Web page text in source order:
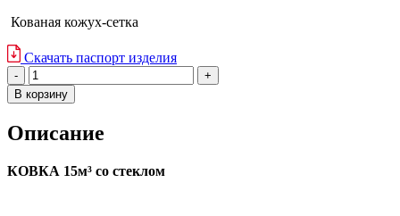
Кованая кожух-сетка
Скачать паспорт изделия
Количество
товара
Ковка
-
стекло
В корзину
Описание
КОВКА 15м³ со стеклом